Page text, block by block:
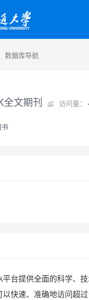
数据库导航
全文期刊 访问量：
台提供全面的科学、
快速、准确地访问超